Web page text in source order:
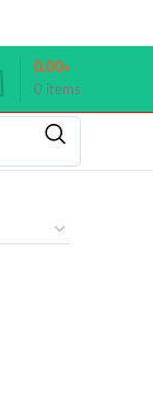
0 items
0.00৳